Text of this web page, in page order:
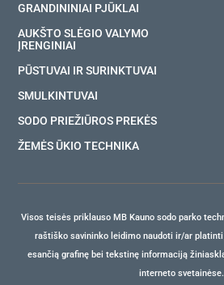
GRANDININIAI PJŪKLAI
AUKŠTO SLĖGIO VALYMO
ĮRENGINIAI
PŪSTUVAI IR SURINKTUVAI
SMULKINTUVAI
SODO PRIEŽIŪROS PREKĖS
ŽEMĖS ŪKIO TECHNIKA
Visos teisės priklauso MB Kauno sodo parko
raštiško savininko leidimo naudoti ir/ar
esančią grafinę bei tekstinę informaciją
interneto svetainėse.